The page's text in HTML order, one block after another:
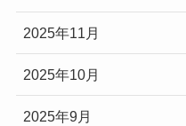
2025年11月
2025年10月
2025年9月